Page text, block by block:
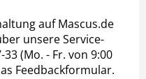
auf Mascus.de
unsere Service-
(Mo. - Fr. von 9:00
Feedbackformular.